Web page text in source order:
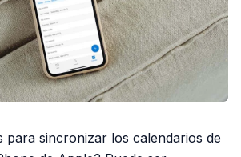
para sincronizar los calendarios de